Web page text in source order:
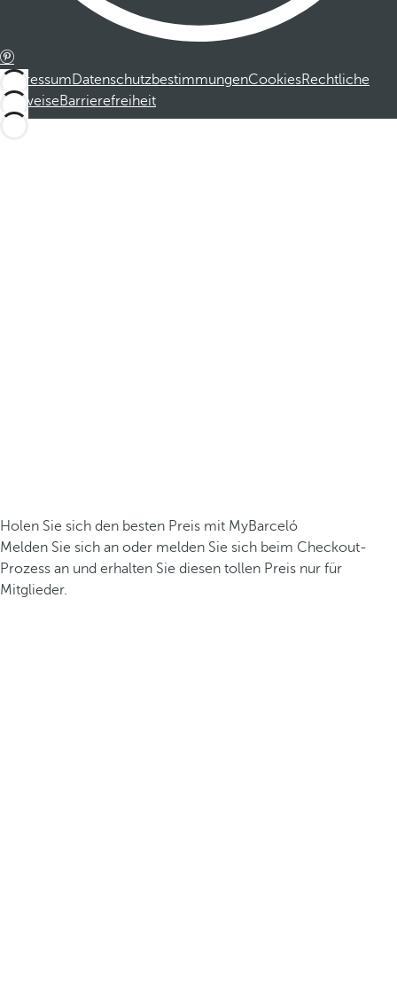
ImpressumDatenschutzbestimmungenCookiesRechtliche
HinweiseBarrierefreiheit
Holen Sie sich den besten Preis mit MyBarceló
Melden Sie sich an oder melden Sie sich beim Checkout-
Prozess an und erhalten Sie diesen tollen Preis nur für
Mitglieder.